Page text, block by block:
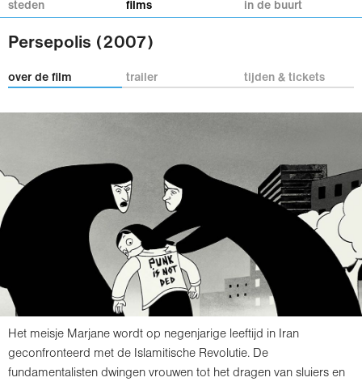
steden films in de buurt
Persepolis (2007)
over de film trailer tijden & tickets
Het meisje Marjane wordt op negenjarige leeftijd in Iran
geconfronteerd met de Islamitische Revolutie. De
fundamentalisten dwingen vrouwen tot het dragen van sluiers en